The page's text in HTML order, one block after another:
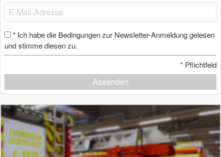
* Ich habe die Bedingungen zur Newsletter-Anmeldung gelesen
und stimme diesen zu.
* Pflichtfeld
Absenden